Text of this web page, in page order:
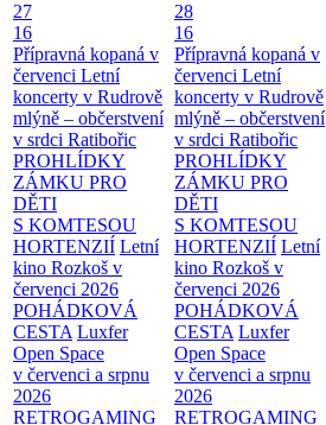
27
16
Přípravná kopaná v
červenci Letní
koncerty v Rudrově
mlýně – občerstvení
v srdci Ratibořic
PROHLÍDKY
ZÁMKU PRO
DĚTI
S KOMTESOU
HORTENZIÍ Letní
kino Rozkoš v
červenci 2026
POHÁDKOVÁ
CESTA Luxfer
Open Space
v červenci a srpnu
2026
RETROGAMING
28
16
Přípravná kopaná v
červenci Letní
koncerty v Rudrově
mlýně – občerstvení
v srdci Ratibořic
PROHLÍDKY
ZÁMKU PRO
DĚTI
S KOMTESOU
HORTENZIÍ Letní
kino Rozkoš v
červenci 2026
POHÁDKOVÁ
CESTA Luxfer
Open Space
v červenci a srpnu
2026
RETROGAMING